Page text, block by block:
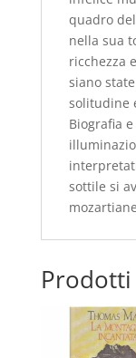
quadro
nella sua
ricchezza
siano
solitudine
Biografia
sottile si